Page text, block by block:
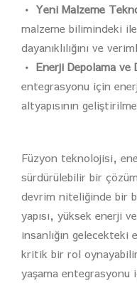
• Yeni Malzeme
malzeme bilimindeki
dayanıklılığını ve
• Enerji Depolama ve
entegrasyonu için
altyapısının
Füzyon teknolojisi,
sürdürülebilir bir
devrim niteliğinde bir
yapısı, yüksek enerji
insanlığın gelecekteki
kritik bir rol
yaşama entegrasyonu